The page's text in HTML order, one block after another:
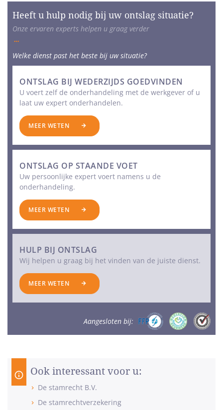
Heeft u hulp nodig bij uw ontslag situatie?
Onze ervaren experts helpen u graag verder
Welke dienst past het beste bij uw situatie?
ONTSLAG BIJ WEDERZIJDS GOEDVINDEN
U voert zelf de onderhandeling met de werkgever of u
laat uw expert onderhandelen.
MEER WETEN
ONTSLAG OP STAANDE VOET
Uw persoonlijke expert voert namens u de
onderhandeling.
MEER WETEN
HULP BIJ ONTSLAG
Wij helpen u graag bij het vinden van de juiste dienst.
MEER WETEN
Aangesloten bij:
Ook interessant voor u:
De stamrecht B.V.
De stamrechtverzekering